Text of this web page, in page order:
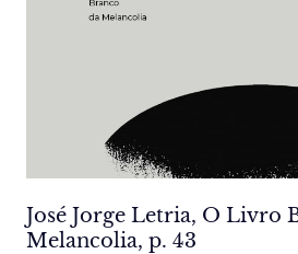
José Jorge Letria, O Livro
Melancolia, p. 43